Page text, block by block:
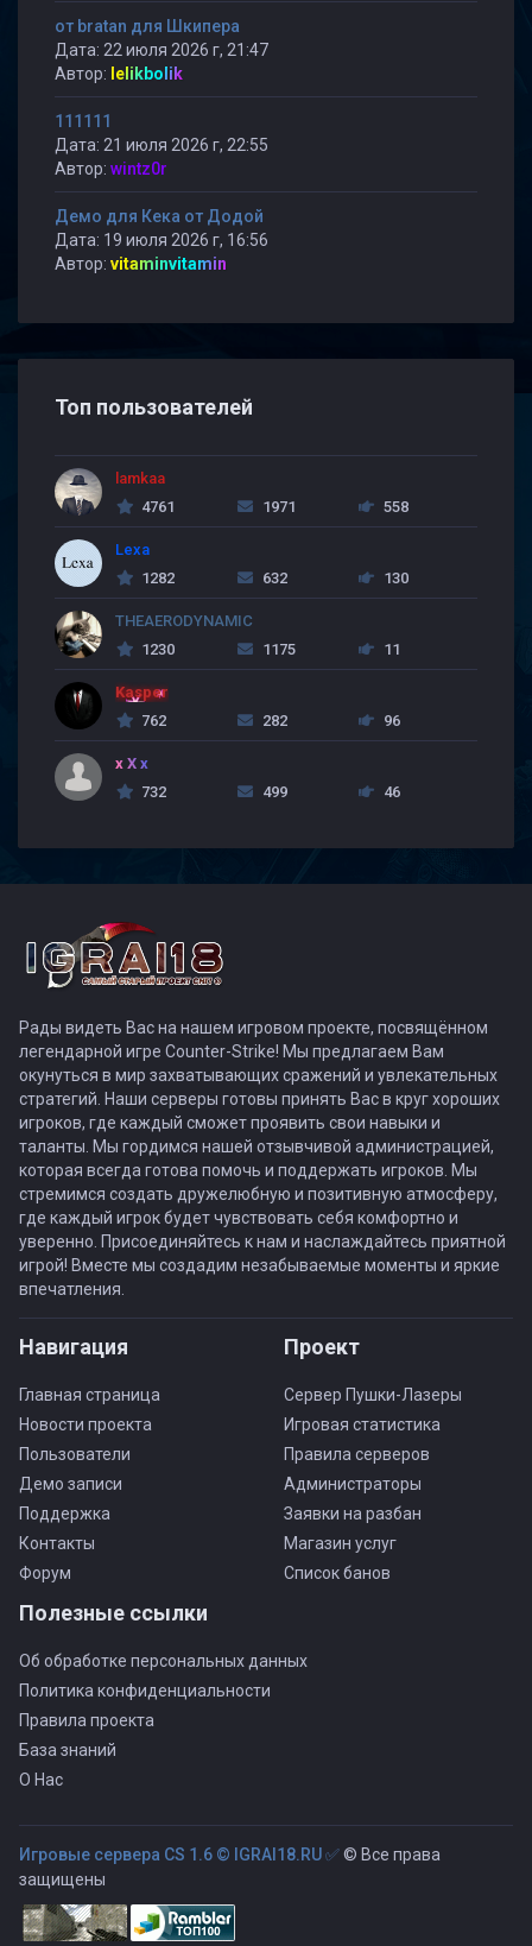
от bratan для Шкипера
Дата: 22 июля 2026 г, 21:47
Автор: lelikbolik
111111
Дата: 21 июля 2026 г, 22:55
Автор: wintz0r
Демо для Кека от Додой
Дата: 19 июля 2026 г, 16:56
Автор: vitaminvitamin
Топ пользователей
lamkaa
4761
1971 558
Lexa
1282
632 130
THEAERODYNAMIC
1230
1175 11
Kasper
762
282 96
x X x
732
499 46
Рады видеть Вас на нашем игровом проекте, посвящённом
легендарной игре Counter-Strike! Мы предлагаем Вам
окунуться в мир захватывающих сражений и увлекательных
стратегий. Наши серверы готовы принять Вас в круг хороших
игроков, где каждый сможет проявить свои навыки и
таланты. Мы гордимся нашей отзывчивой администрацией,
которая всегда готова помочь и поддержать игроков. Мы
стремимся создать дружелюбную и позитивную атмосферу,
где каждый игрок будет чувствовать себя комфортно и
уверенно. Присоединяйтесь к нам и наслаждайтесь приятной
игрой! Вместе мы создадим незабываемые моменты и яркие
впечатления.
Навигация
Главная страница
Новости проекта
Пользователи
Демо записи
Поддержка
Контакты
Форум
Проект
Сервер Пушки-Лазеры
Игровая статистика
Правила серверов
Администраторы
Заявки на разбан
Магазин услуг
Список банов
Полезные ссылки
Об обработке персональных данных
Политика конфиденциальности
Правила проекта
База знаний
О Нас
Игровые сервера CS 1.6 © IGRAI18.RU ✅© Все права
защищены